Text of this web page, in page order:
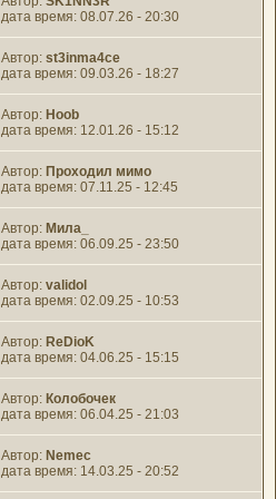
дата время: 08.07.26 - 20:30
Автор: st3inma4ce
дата время: 09.03.26 - 18:27
Автор: Hoob
дата время: 12.01.26 - 15:12
Автор: Проходил мимо
дата время: 07.11.25 - 12:45
Автор: Мила_
дата время: 06.09.25 - 23:50
Автор: validol
дата время: 02.09.25 - 10:53
Автор: ReDioK
дата время: 04.06.25 - 15:15
Автор: Колобочек
дата время: 06.04.25 - 21:03
Автор: Nemec
дата время: 14.03.25 - 20:52